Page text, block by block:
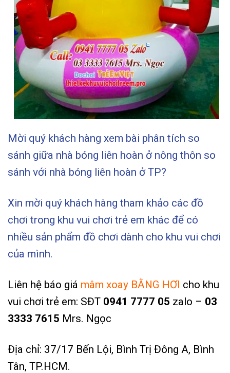
Mời quý khách hàng xem bài phân tích so
sánh giữa nhà bóng liên hoàn ở nông thôn so
sánh với nhà bóng liên hoàn ở TP?
Xin mời quý khách hàng tham khảo các đồ
chơi trong khu vui chơi trẻ em khác để có
nhiều sản phẩm đồ chơi dành cho khu vui chơi
của mình.
Liên hệ báo giá mâm xoay BẰNG HƠI cho khu
vui chơi trẻ em: SĐT 0941 7777 05 zalo – 03
3333 7615 Mrs. Ngọc
Địa chỉ: 37/17 Bến Lội, Bình Trị Đông A, Bình
Tân, TP.HCM.